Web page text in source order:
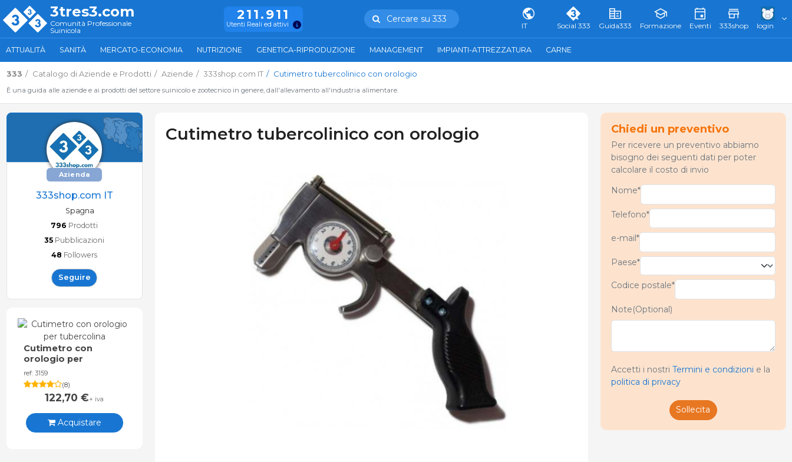
3tres3.com
Comunità Professionale
Suinicola
211.911
Utenti Reali ed attivi
Cercare su 333
IT Social 333 Guida333 Formazione Eventi 333shop login
ATTUALITÀ SANITÀ MERCATO-ECONOMIA NUTRIZIONE GENETICA-RIPRODUZIONE MANAGEMENT IMPIANTI-ATTREZZATURA CARNE
333 Catalogo di Aziende e Prodotti Aziende 333shop.com IT Cutimetro tubercolinico con orologio
È una guida alle aziende e ai prodotti del settore suinicolo e zootecnico in genere, dall'allevamento all'industria alimentare.
Azienda
333shop.com IT
Spagna
796 Prodotti
35 Pubblicazioni
48 Followers
Seguire
Cutimetro con
orologio per
tubercolina
ref: 3159
(8)
122,70 €+ iva
Acquistare
Cutimetro tubercolinico con orologio Chiedi un preventivo
Per ricevere un preventivo abbiamo
bisogno dei seguenti dati per poter
calcolare il costo di invio
Nome*
Telefono*
e-mail*
Paese*
Codice postale*
Note(Optional)
Accetti i nostri Termini e condizioni e la
politica di privacy
Sollecita